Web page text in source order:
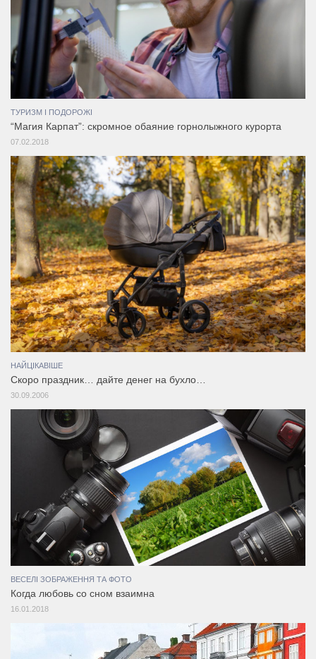
ТУРИЗМ І ПОДОРОЖІ
“Магия Карпат”: скромное обаяние горнолыжного курорта
07.02.2018
НАЙЦІКАВІШЕ
Скоро праздник… дайте денег на бухло…
30.09.2006
ВЕСЕЛІ ЗОБРАЖЕННЯ ТА ФОТО
Когда любовь со сном взаимна
16.01.2018